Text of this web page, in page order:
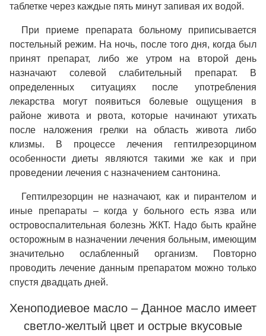
таблетке через каждые пять минут запивая их водой.
При приеме препарата больному приписывается
постельный режим. На ночь, после того дня, когда был
принят препарат, либо же утром на второй день
назначают солевой слабительный препарат. В
определенных ситуациях после употребления
лекарства могут появиться болевые ощущения в
районе живота и рвота, которые начинают утихать
после наложения грелки на область живота либо
клизмы. В процессе лечения гептилрезорцином
особенности диеты являются такими же как и при
проведении лечения с назначением сантонина.
Гептилрезорцин не назначают, как и пирантелом и
иные препараты – когда у больного есть язва или
островоспалительная болезнь ЖКТ. Надо быть крайне
осторожным в назначении лечения больным, имеющим
значительно ослабленный организм. Повторно
проводить лечение данным препаратом можно только
спустя двадцать дней.
Хеноподиевое масло – Данное масло имеет
светло-желтый цвет и острые вкусовые